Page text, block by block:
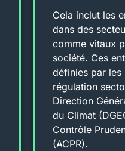
Cela inclut les
dans des
comme vitaux
société. Ces
définies par les
régulation
Direction
du Climat
Contrôle
(ACPR).